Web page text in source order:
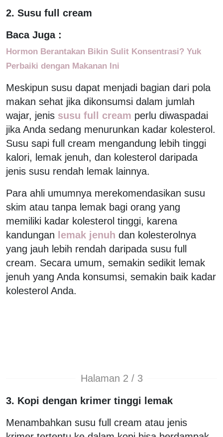
2. Susu full cream
Baca Juga :
Hormon Berantakan Bikin Sulit Konsentrasi? Yuk
Perbaiki dengan Makanan Ini
Meskipun susu dapat menjadi bagian dari pola
makan sehat jika dikonsumsi dalam jumlah
wajar, jenis susu full cream perlu diwaspadai
jika Anda sedang menurunkan kadar kolesterol.
Susu sapi full cream mengandung lebih tinggi
kalori, lemak jenuh, dan kolesterol daripada
jenis susu rendah lemak lainnya.
Para ahli umumnya merekomendasikan susu
skim atau tanpa lemak bagi orang yang
memiliki kadar kolesterol tinggi, karena
kandungan lemak jenuh dan kolesterolnya
yang jauh lebih rendah daripada susu full
cream. Secara umum, semakin sedikit lemak
jenuh yang Anda konsumsi, semakin baik kadar
kolesterol Anda.
Halaman 2 / 3
3. Kopi dengan krimer tinggi lemak
Menambahkan susu full cream atau jenis